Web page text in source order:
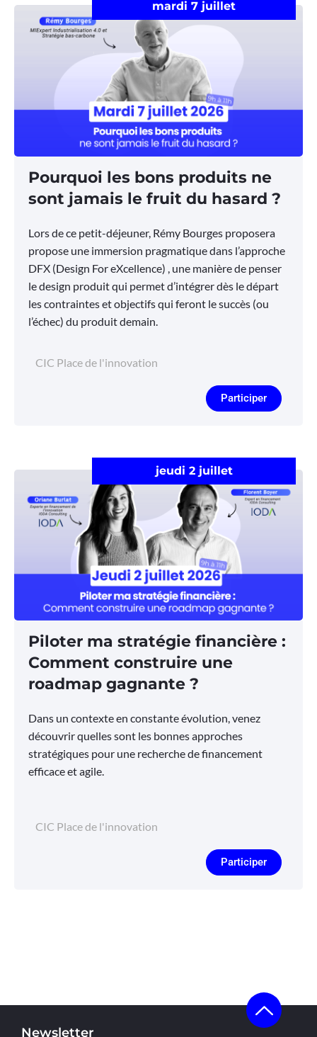
mardi 7 juillet
Pourquoi les bons produits ne
sont jamais le fruit du hasard ?
Lors de ce petit-déjeuner, Rémy Bourges proposera
propose une immersion pragmatique dans l’approche
DFX (Design For eXcellence) , une manière de penser
le design produit qui permet d’intégrer dès le départ
les contraintes et objectifs qui feront le succès (ou
l’échec) du produit demain.
CIC Place de l'innovation
Participer
jeudi 2 juillet
Piloter ma stratégie financière :
Comment construire une
roadmap gagnante ?
Dans un contexte en constante évolution, venez
découvrir quelles sont les bonnes approches
stratégiques pour une recherche de financement
efficace et agile.
CIC Place de l'innovation
Participer
Newsletter